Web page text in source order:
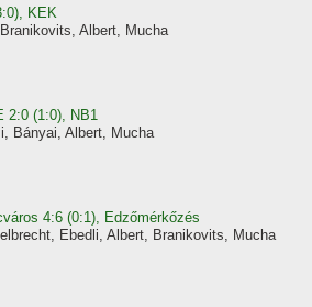
KEK
Albert, Mucha
2:0 (1:0), NB1
Bányai, Albert, Mucha
4:6 (0:1), Edzőmérkőzés
Ebedli, Albert, Branikovits, Mucha